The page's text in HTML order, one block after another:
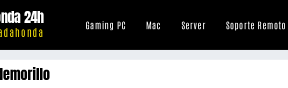
24h Gaming PC Mac Server Soporte Remoto